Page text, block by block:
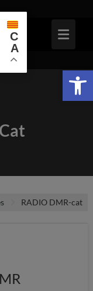
RADIO DMR-cat
C
A